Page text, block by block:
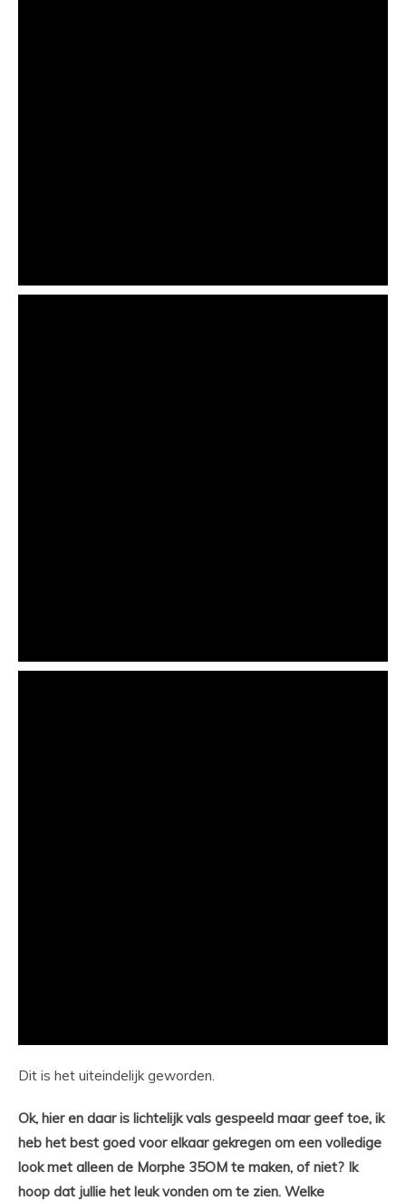
Dit is het uiteindelijk geworden.
Ok, hier en daar is lichtelijk vals gespeeld maar geef toe, ik
heb het best goed voor elkaar gekregen om een volledige
look met alleen de Morphe 35OM te maken, of niet? Ik
hoop dat jullie het leuk vonden om te zien. Welke